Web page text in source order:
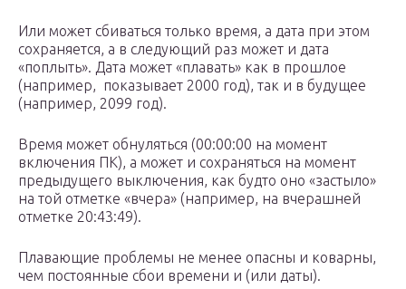
Или может сбиваться только время, а дата при этом
сохраняется, а в следующий раз может и дата
«поплыть». Дата может «плавать» как в прошлое
(например, показывает 2000 год), так и в будущее
(например, 2099 год).
Время может обнуляться (00:00:00 на момент
включения ПК), а может и сохраняться на момент
предыдущего выключения, как будто оно «застыло»
на той отметке «вчера» (например, на вчерашней
отметке 20:43:49).
Плавающие проблемы не менее опасны и коварны,
чем постоянные сбои времени и (или даты).